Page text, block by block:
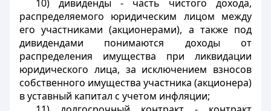
10) дивиденды - часть чистого дохода,
распределяемого юридическим лицом между
его участниками (акционерами), а также под
дивидендами понимаются доходы от
распределения имущества при ликвидации
юридического лица, за исключением взносов
собственного имущества участника (акционера)
в уставный капитал с учетом инфляции;